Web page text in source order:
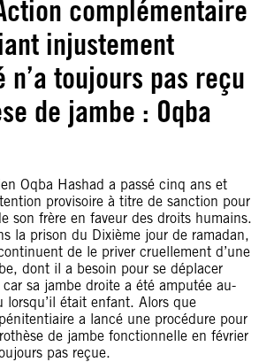
complémentaire
injustement
toujours pas reçu
de jambe : Oqba
Oqba Hashad a passé cinq ans et
provisoire à titre de sanction pour
son frère en faveur des droits humains.
la prison du Dixième jour de ramadan,
de le priver cruellement d’une
dont il a besoin pour se déplacer
sa jambe droite a été amputée au-
lorsqu’il était enfant. Alors que
a lancé une procédure pour
de jambe fonctionnelle en février
pas reçue.